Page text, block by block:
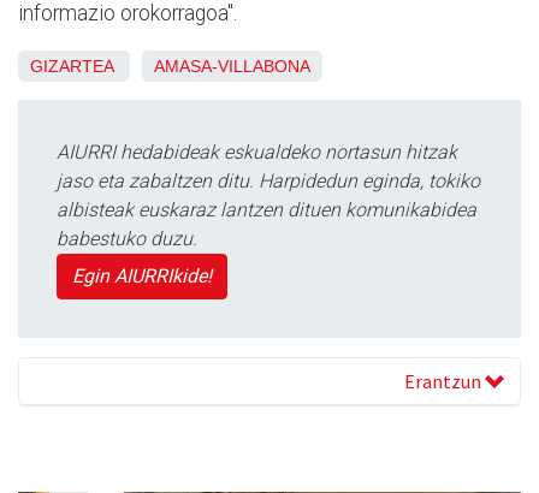
informazio orokorragoa".
GIZARTEA AMASA-VILLABONA
AIURRI hedabideak eskualdeko nortasun hitzak
jaso eta zabaltzen ditu. Harpidedun eginda, tokiko
albisteak euskaraz lantzen dituen komunikabidea
babestuko duzu.
Egin AIURRIkide!
Erantzun